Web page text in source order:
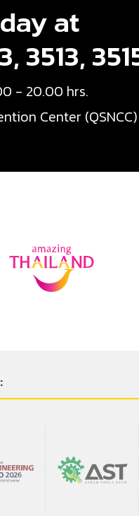
at
3513,
- 20.00 hrs.
Center (QSNCC)